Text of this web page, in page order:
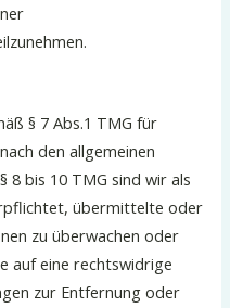
§ 7 Abs.1 TMG für
den allgemeinen
8 bis 10 TMG sind wir als
übermittelte oder
zu überwachen oder
auf eine rechtswidrige
zur Entfernung oder